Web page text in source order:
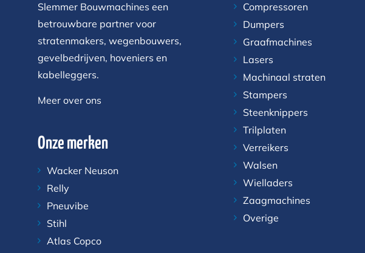
Slemmer Bouwmachines een
betrouwbare partner voor
stratenmakers, wegenbouwers,
gevelbedrijven, hoveniers en
kabelleggers.
Meer over ons
Onze merken
Wacker Neuson
Relly
Pneuvibe
Stihl
Atlas Copco
Compressoren
Dumpers
Graafmachines
Lasers
Machinaal straten
Stampers
Steenknippers
Trilplaten
Verreikers
Walsen
Wielladers
Zaagmachines
Overige